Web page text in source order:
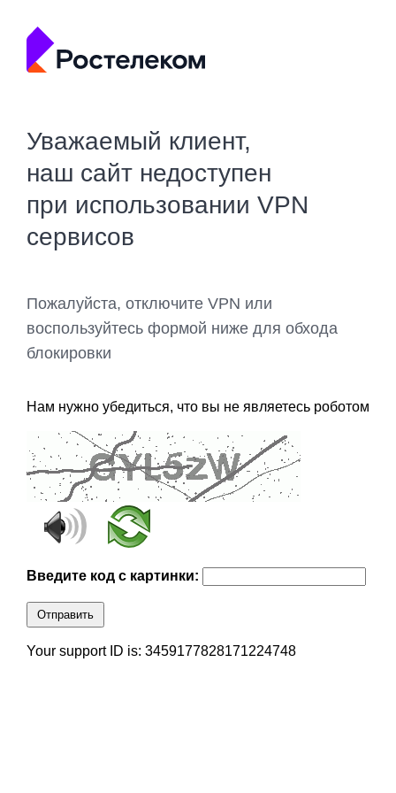
Уважаемый клиент,
наш сайт недоступен
при использовании VPN
сервисов
Пожалуйста, отключите VPN или
воспользуйтесь формой ниже для обхода
блокировки
Нам нужно убедиться, что вы не являетесь роботом
Введите код с картинки:
Отправить
Your support ID is: 3459177828171224748